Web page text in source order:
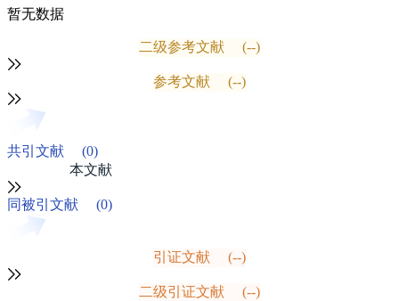
暂无数据
二级参考文献 (--)
参考文献 (--)
共引文献
(0)
本文献
同被引文献 (0)
引证文献 (--)
二级引证文献 (--)